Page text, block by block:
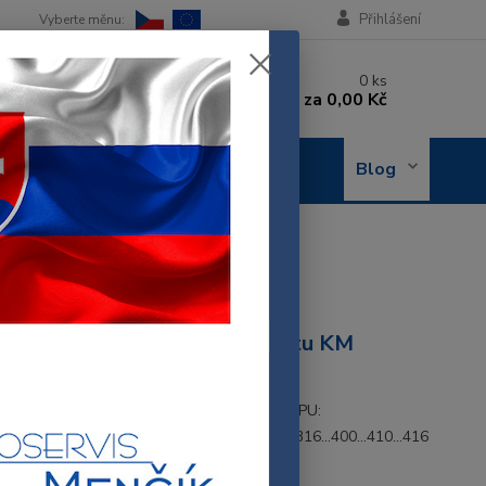
OBJEDNÁNÍ
OPRAVY
Blog
Přihlášení
rady? Zavolejte.
288 130
8-15 hod.)
0 ks
za 0,00 Kč
KW650104
převodové kolo robotu KM
KOLO PŘEVODOVÉ PRO ROBOTY TYPU:
600...615...616...800...810...816...840...